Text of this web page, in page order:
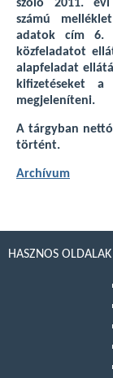
szóló 2011.
számú
adatok cím 6.
közfeladatot
alapfeladat
kifizetéseket a
megjeleníteni.
A tárgyban
történt.
Archívum
HASZNOS OLDALAK